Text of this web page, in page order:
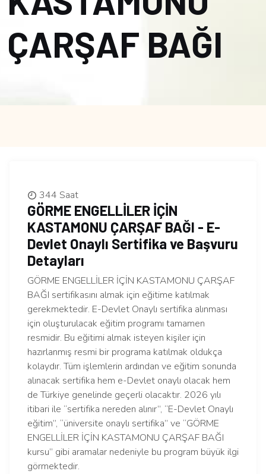
ÇARŞAF BAĞI
344 Saat
GÖRME ENGELLİLER İÇİN
KASTAMONU ÇARŞAF BAĞI - E-
Devlet Onaylı Sertifika ve Başvuru
Detayları
GÖRME ENGELLİLER İÇİN KASTAMONU ÇARŞAF
BAĞI sertifikasını almak için eğitime katılmak
gerekmektedir. E-Devlet Onaylı sertifika alınması
için oluşturulacak eğitim programı tamamen
resmidir. Bu eğitimi almak isteyen kişiler için
hazırlanmış resmi bir programa katılmak oldukça
kolaydır. Tüm işlemlerin ardından ve eğitim sonunda
alınacak sertifika hem e-Devlet onaylı olacak hem
de Türkiye genelinde geçerli olacaktır. 2026 yılı
itibari ile “sertifika nereden alınır”, “E-Devlet Onaylı
eğitim”, “üniversite onaylı sertifika” ve “GÖRME
ENGELLİLER İÇİN KASTAMONU ÇARŞAF BAĞI
kursu” gibi aramalar nedeniyle bu program büyük ilgi
görmektedir.